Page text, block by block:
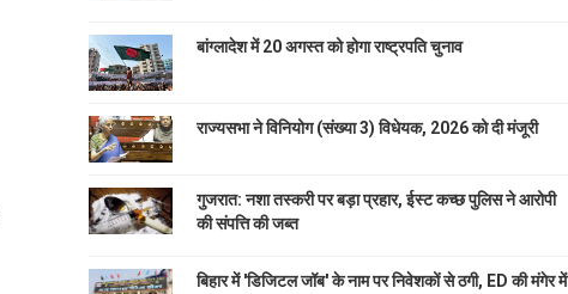
बांग्लादेश में 20 अगस्त को होगा राष्ट्रपति चुनाव
राज्यसभा ने विनियोग (संख्या 3) विधेयक, 2026 को दी मंजूरी
गुजरात: नशा तस्करी पर बड़ा प्रहार, ईस्ट कच्छ पुलिस ने आरोपी
की संपत्ति की जब्त
बिहार में 'डिजिटल जॉब' के नाम पर निवेशकों से ठगी, ED की मंगेर में